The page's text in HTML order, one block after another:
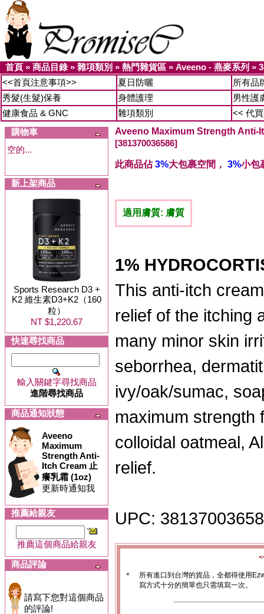
首頁 » 商品目錄» 雜項類別 » 熱門雜貨區 » Aveeno - 燕麥系列 »
<<首頁注意事項>>
夏日防曬
所有品
秀髮(生髮)保養
身體護理
男性護
健康食品 & GNC
雜項類別
<< 代
購物車
空的...
新上架商品
Sports Research D3 +
K2 維生素D3+K2（160
粒）
NT $1,220.67
快速尋找商品
輸入關鍵字尋找商品
進階尋找商品
商品通知狀態
Aveeno
Maximum
Strength Anti-
Itch Cream 止
癢乳霜 (1oz)
更新時通知我
推薦給親友
推薦這個商品給親友
商品評論
請寫下您對這個商品
的評論!
Aveeno Maximum Strength Anti-
[381370036586]
此商品佔3%大包裹空間， 3%小包
適用膚質: 膚質
1%
This anti-itch
relief of the itching
many minor skin
seborrhea,
ivy/oak/sumac,
maximum strength
colloidal oatmeal,
relief.
UPC:
＊
所有進口到台灣的貨品，全都得使用
寫方式十分的簡單也只需填寫一次。